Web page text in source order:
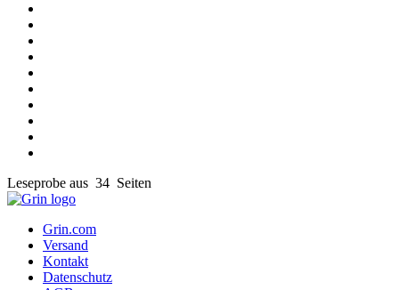
Leseprobe aus 34 Seiten
Grin.com
Versand
Kontakt
Datenschutz